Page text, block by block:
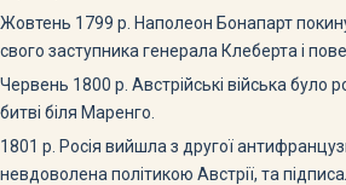
Жовтень 1799 р. Наполеон Бонапарт
свого заступника генерала Клеберта і
Червень 1800 р. Австрійські війська було
битві біля Маренго.
1801 р. Росія вийшла з другої
невдоволена політикою Австрії, та